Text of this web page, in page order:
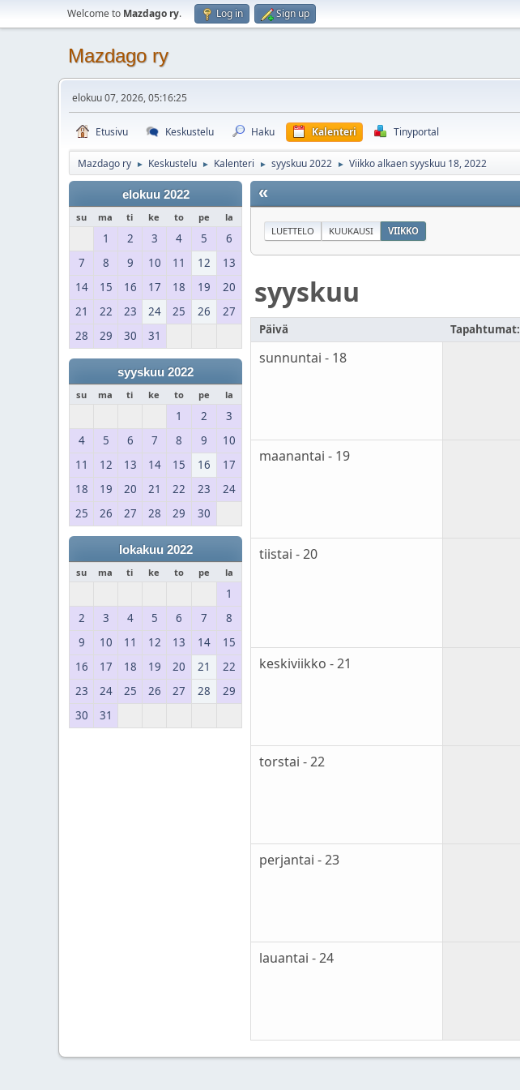
Welcome to Mazdago ry. Log in Sign up
Mazdago ry
elokuu 07, 2026, 05:16:25
Etusivu Keskustelu Haku Kalenteri Tinyportal
Mazdago ry ► Keskustelu ► Kalenteri ► syyskuu 2022 ► Viikko alkaen syyskuu 18, 2022
elokuu 2022
su ma ti ke to pe la
1 2 3 4 5
6
7
8 9 10 11 12
13
14
15 16 17 18 19
20
21
22 23 24 25 26
27
28
29 30 31
syyskuu 2022
su ma ti ke to pe la
1 2
3
4
5 6 7 8 9
10
11
12 13 14 15 16
17
18
19 20 21 22 23
24
25
26 27 28 29 30
lokakuu 2022
su ma ti ke to pe la
1
2
3 4 5 6 7
8
9
10 11 12 13 14
15
16
17 18 19 20 21
22
23
24 25 26 27 28
29
30
31
«
LUETTELO KUUKAUSI VIIKKO
syyskuu
Päivä Tapahtumat:
sunnuntai - 18
maanantai - 19
tiistai - 20
keskiviikko - 21
torstai - 22
perjantai - 23
lauantai - 24